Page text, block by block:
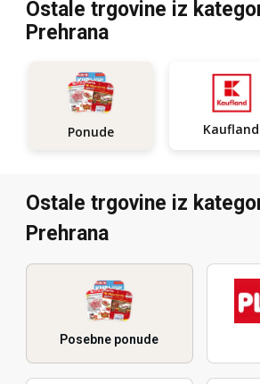
Ostale trgovine iz
Prehrana
Ponude Kaufland
Ostale trgovine iz
Prehrana
Posebne ponude